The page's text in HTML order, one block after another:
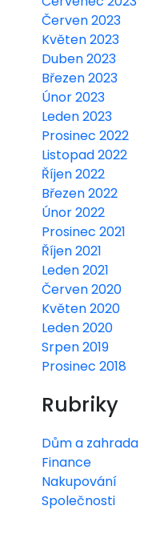
Červen 2023
Květen 2023
Duben 2023
Březen 2023
Únor 2023
Leden 2023
Prosinec 2022
Listopad 2022
Říjen 2022
Březen 2022
Únor 2022
Prosinec 2021
Říjen 2021
Leden 2021
Červen 2020
Květen 2020
Leden 2020
Srpen 2019
Prosinec 2018
Rubriky
Dům a zahrada
Finance
Nakupování
Společnosti